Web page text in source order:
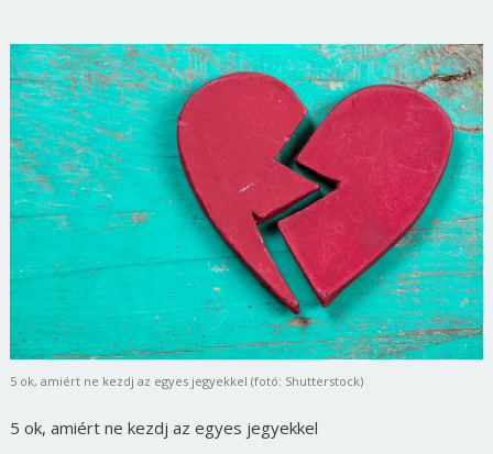
5 ok, amiért ne kezdj az egyes jegyekkel (fotó: Shutterstock)
5 ok, amiért ne kezdj az egyes jegyekkel